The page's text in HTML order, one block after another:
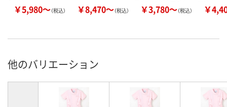
￥5,980～（税込） ￥8,470～（税込） ￥3,780～（税込） ￥
他のバリエーション